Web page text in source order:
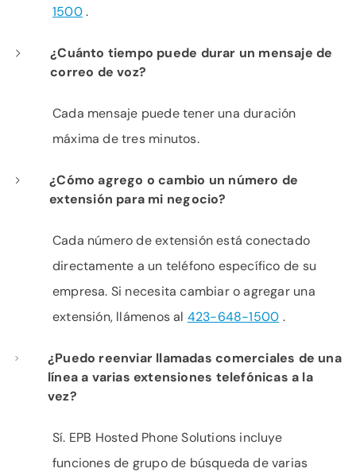
1500.
¿Cuánto tiempo puede durar un mensaje de
correo de voz?
Cada mensaje puede tener una duración
máxima de tres minutos.
¿Cómo agrego o cambio un número de
extensión para mi negocio?
Cada número de extensión está conectado
directamente a un teléfono específico de su
empresa. Si necesita cambiar o agregar una
extensión, llámenos al 423-648-1500 .
¿Puedo reenviar llamadas comerciales de una
línea a varias extensiones telefónicas a la
vez?
Sí. EPB Hosted Phone Solutions incluye
funciones de grupo de búsqueda de varias